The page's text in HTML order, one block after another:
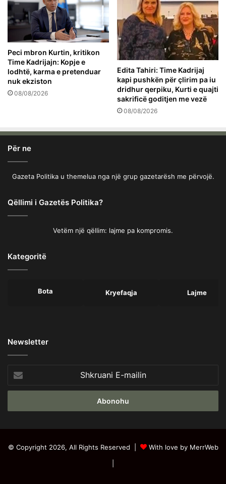
Peci mbron Kurtin, kritikon
Time Kadrijajn: Kopje e
lodhtë, karma e pretenduar
nuk ekziston
08/08/2026
Edita Tahiri: Time Kadrijaj
kapi pushkën për çlirim pa iu
dridhur qerpiku, Kurti e quajti
sakrificë goditjen me vezë
08/08/2026
Për ne
Gazeta Politika u themelua nga një grup gazetarësh me përvojë.
Qëllimi i Gazetës Politika?
Vetëm një qëllim: lajme pa kompromis.
Kategoritë
Bota Kryefaqja Lajme
Newsletter
E-
mailin
© Copyright 2026, All Rights Reserved |
With love by MerrWeb